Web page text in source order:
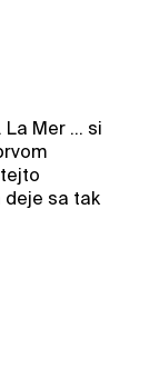
Mer ... si
deje sa tak